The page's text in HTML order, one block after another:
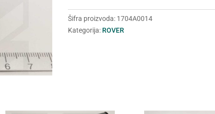
Šifra proizvoda: 1704A0014
Kategorija: ROVER